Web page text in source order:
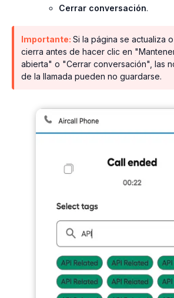
Cerrar conversación.
Importante: Si la página se actualiza
cierra antes de hacer clic en
abierta" o "Cerrar conversación", las
de la llamada pueden no guardarse.